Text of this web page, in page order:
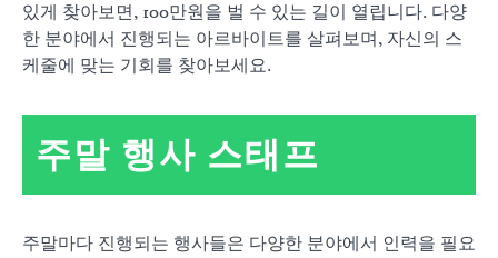
있게 찾아보면, 100만원을 벌 수 있는 길이 열립니다. 다양
한 분야에서 진행되는 아르바이트를 살펴보며, 자신의 스
케줄에 맞는 기회를 찾아보세요.
주말 행사 스태프
주말마다 진행되는 행사들은 다양한 분야에서 인력을 필요